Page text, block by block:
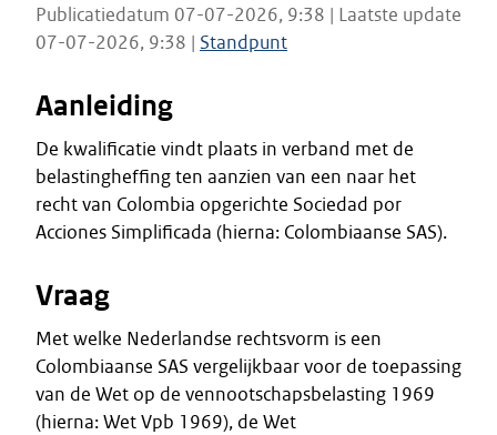
Publicatiedatum 07-07-2026, 9:38 | Laatste update
07-07-2026, 9:38 | Standpunt
Aanleiding
De kwalificatie vindt plaats in verband met de
belastingheffing ten aanzien van een naar het
recht van Colombia opgerichte Sociedad por
Acciones Simplificada (hierna: Colombiaanse SAS).
Vraag
Met welke Nederlandse rechtsvorm is een
Colombiaanse SAS vergelijkbaar voor de toepassing
van de Wet op de vennootschapsbelasting 1969
(hierna: Wet Vpb 1969), de Wet